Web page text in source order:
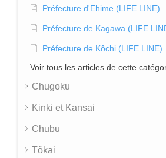
Préfecture d'Ehime (LIFE LINE)
Préfecture de Kagawa (LIFE
Préfecture de Kôchi (LIFE LINE)
Voir tous les articles de cette
Chugoku
Kinki et Kansai
Chubu
Tôkai